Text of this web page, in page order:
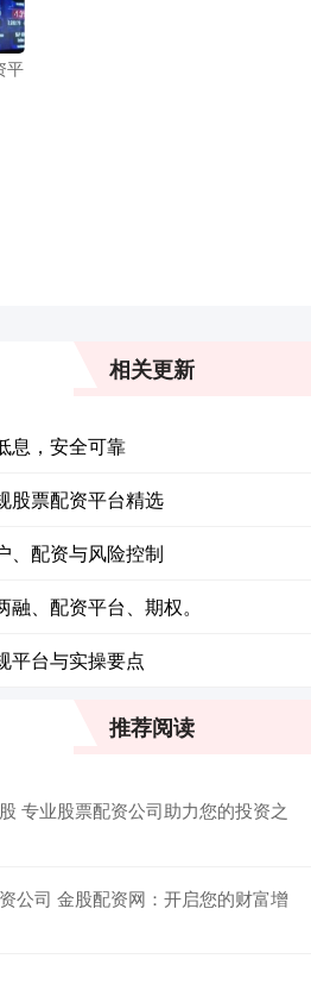
平
相关更新
息，安全可靠
股票配资平台精选
、配资与风险控制
、配资平台、期权。
平台与实操要点
推荐阅读
专业股票配资公司助力您的投资之
公司 金股配资网：开启您的财富增